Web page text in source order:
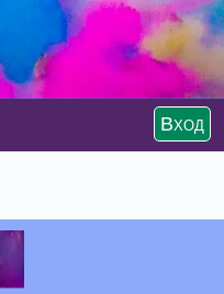
Вход